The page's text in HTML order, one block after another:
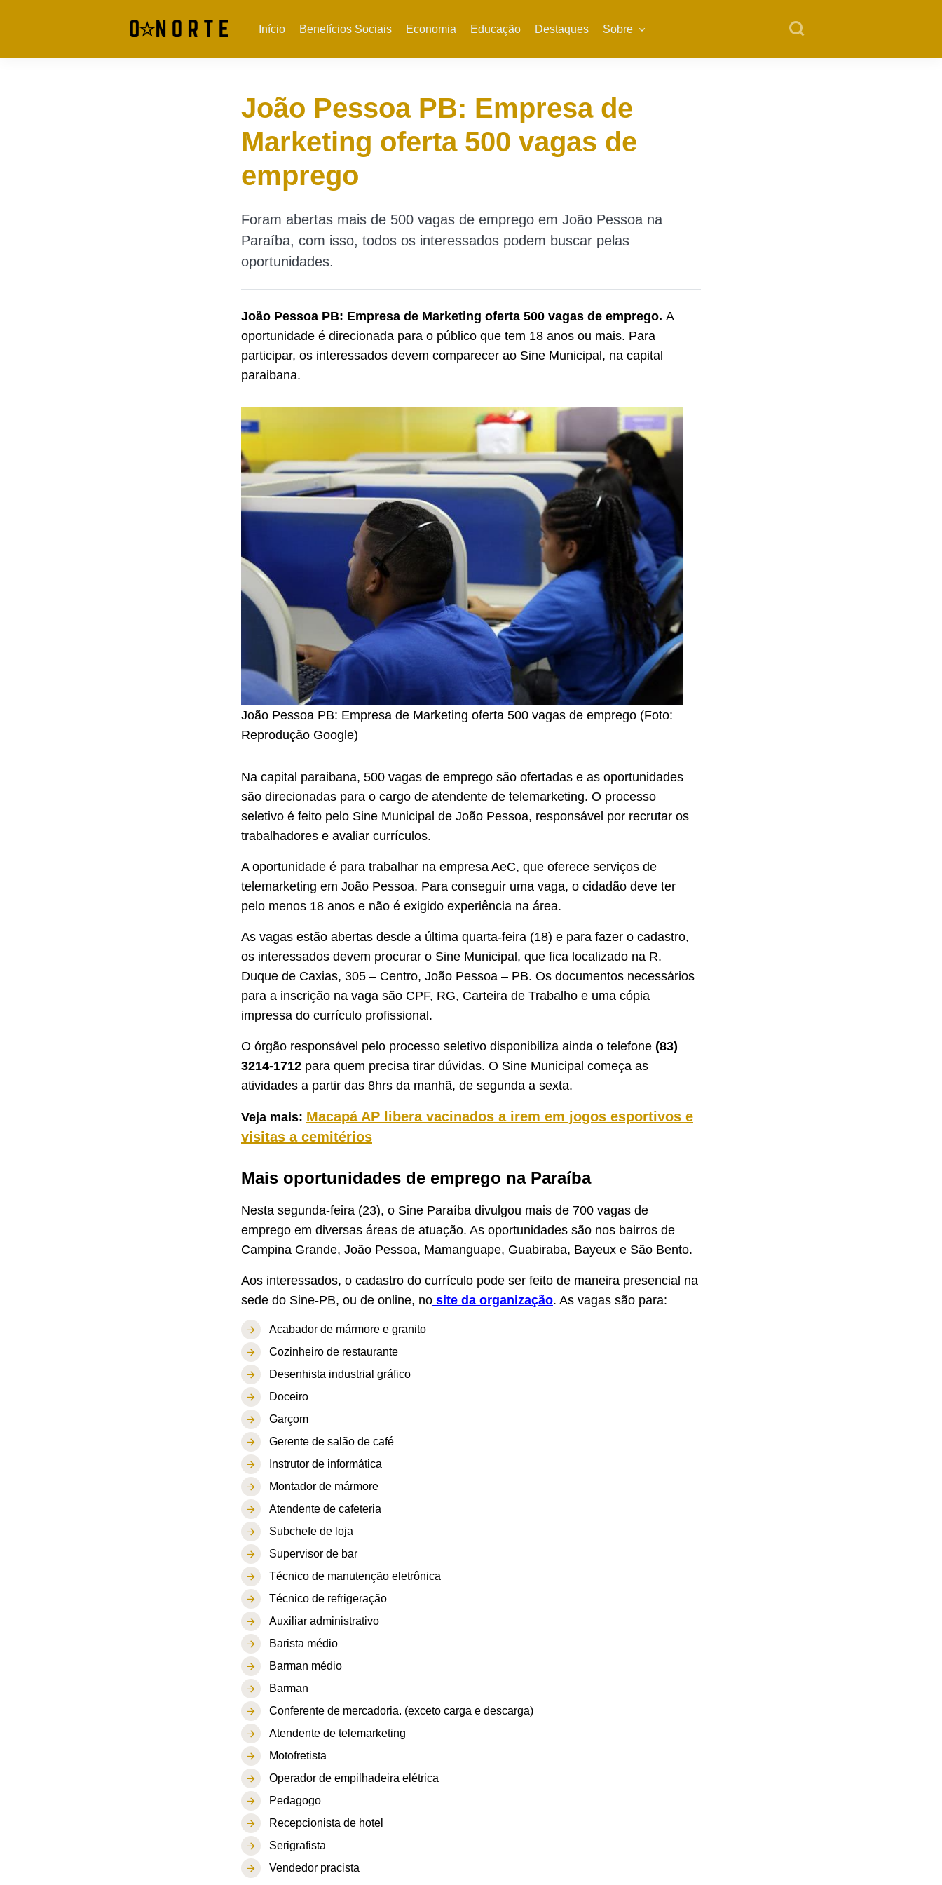
Início Benefícios Sociais Economia Educação Destaques Sobre
João Pessoa PB: Empresa de
Marketing oferta 500 vagas de
emprego
Foram abertas mais de 500 vagas de emprego em João Pessoa na
Paraíba, com isso, todos os interessados podem buscar pelas
oportunidades.
João Pessoa PB: Empresa de Marketing oferta 500 vagas de emprego. A
oportunidade é direcionada para o público que tem 18 anos ou mais. Para
participar, os interessados devem comparecer ao Sine Municipal, na capital
paraibana.
João Pessoa PB: Empresa de Marketing oferta 500 vagas de emprego (Foto:
Reprodução Google)
Na capital paraibana, 500 vagas de emprego são ofertadas e as oportunidades
são direcionadas para o cargo de atendente de telemarketing. O processo
seletivo é feito pelo Sine Municipal de João Pessoa, responsável por recrutar os
trabalhadores e avaliar currículos.
A oportunidade é para trabalhar na empresa AeC, que oferece serviços de
telemarketing em João Pessoa. Para conseguir uma vaga, o cidadão deve ter
pelo menos 18 anos e não é exigido experiência na área.
As vagas estão abertas desde a última quarta-feira (18) e para fazer o cadastro,
os interessados devem procurar o Sine Municipal, que fica localizado na R.
Duque de Caxias, 305 – Centro, João Pessoa – PB. Os documentos necessários
para a inscrição na vaga são CPF, RG, Carteira de Trabalho e uma cópia
impressa do currículo profissional.
O órgão responsável pelo processo seletivo disponibiliza ainda o telefone (83)
3214-1712 para quem precisa tirar dúvidas. O Sine Municipal começa as
atividades a partir das 8hrs da manhã, de segunda a sexta.
Veja mais: Macapá AP libera vacinados a irem em jogos esportivos e
visitas a cemitérios
Mais oportunidades de emprego na Paraíba
Nesta segunda-feira (23), o Sine Paraíba divulgou mais de 700 vagas de
emprego em diversas áreas de atuação. As oportunidades são nos bairros de
Campina Grande, João Pessoa, Mamanguape, Guabiraba, Bayeux e São Bento.
Aos interessados, o cadastro do currículo pode ser feito de maneira presencial na
sede do Sine-PB, ou de online, no site da organização. As vagas são para:
Acabador de mármore e granito
Cozinheiro de restaurante
Desenhista industrial gráfico
Doceiro
Garçom
Gerente de salão de café
Instrutor de informática
Montador de mármore
Atendente de cafeteria
Subchefe de loja
Supervisor de bar
Técnico de manutenção eletrônica
Técnico de refrigeração
Auxiliar administrativo
Barista médio
Barman médio
Barman
Conferente de mercadoria. (exceto carga e descarga)
Atendente de telemarketing
Motofretista
Operador de empilhadeira elétrica
Pedagogo
Recepcionista de hotel
Serigrafista
Vendedor pracista